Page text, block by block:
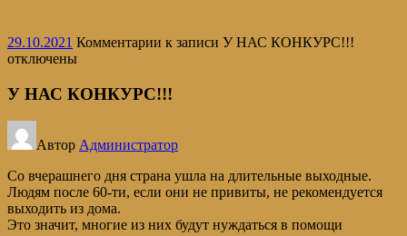
29.10.2021 Комментарии к записи У НАС КОНКУРС!!!
отключены
У НАС КОНКУРС!!!
Автор Администратор
Со вчерашнего дня страна ушла на длительные выходные.
Людям после 60-ти, если они не привиты, не рекомендуется
выходить из дома.
Это значит, многие из них будут нуждаться в помощи